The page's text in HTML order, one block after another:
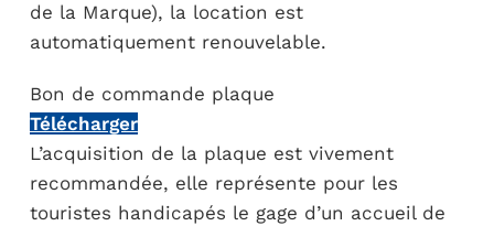
de la Marque), la location est
automatiquement renouvelable.
Bon de commande plaque
Télécharger
L’acquisition de la plaque est vivement
recommandée, elle représente pour les
touristes handicapés le gage d’un accueil de